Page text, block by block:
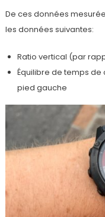
De ces données
les données suivantes:
Ratio vertical (par
Équilibre de temps
pied gauche